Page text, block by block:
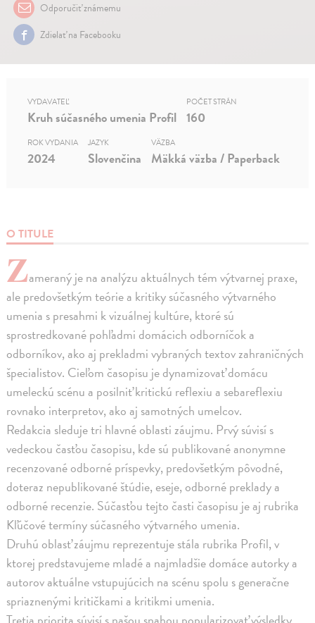
Odporučiť známemu
Zdielať na Facebooku
O TITULE
Zameraný je na analýzu aktuálnych tém výtvarnej praxe,
ale predovšetkým teórie a kritiky súčasného výtvarného
umenia s presahmi k vizuálnej kultúre, ktoré sú
sprostredkované pohľadmi domácich odborníčok a
odborníkov, ako aj prekladmi vybraných textov zahraničných
špecialistov. Cieľom časopisu je dynamizovať domácu
umeleckú scénu a posilniť kritickú reflexiu a sebareflexiu
rovnako interpretov, ako aj samotných umelcov.
Redakcia sleduje tri hlavné oblasti záujmu. Prvý súvisí s
vedeckou časťou časopisu, kde sú publikované anonymne
recenzované odborné príspevky, predovšetkým pôvodné,
doteraz nepublikované štúdie, eseje, odborné preklady a
odborné recenzie. Súčasťou tejto časti časopisu je aj rubrika
Kľúčové termíny súčasného výtvarného umenia.
Druhú oblasť záujmu reprezentuje stála rubrika Profil, v
ktorej predstavujeme mladé a najmladšie domáce autorky a
autorov aktuálne vstupujúcich na scénu spolu s generačne
spriaznenými kritičkami a kritikmi umenia.
VYDAVATEĽ
Kruh súčasného umenia Profil
POČET STRÁN
160
ROK VYDANIA
2024
JAZYK
Slovenčina
VÄZBA
Mäkká väzba / Paperback